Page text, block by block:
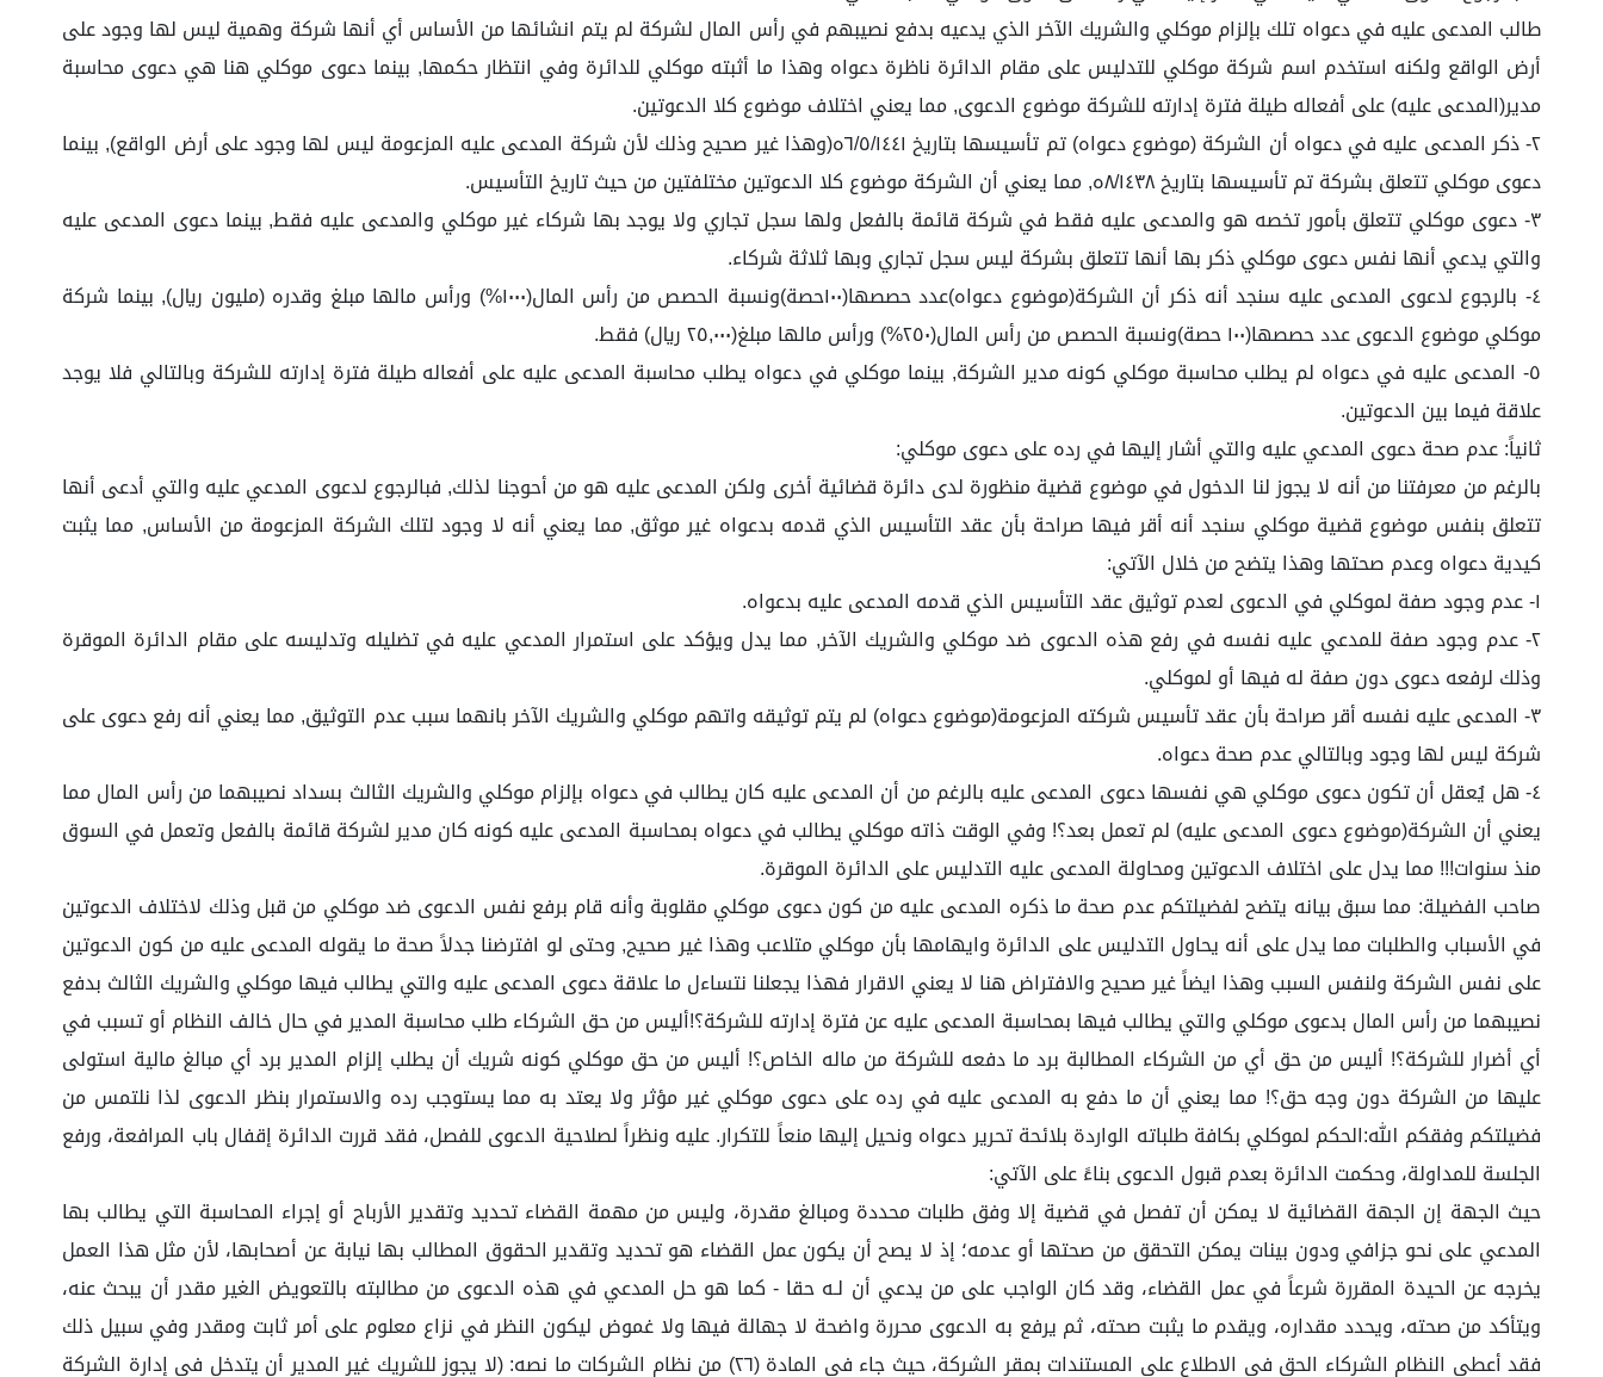
طالب المدعى عليه في دعواه تلك بإلزام موكلي والشريك الآخر الذي يدعيه بدفع نصيبهم في رأس المال لشركة لم يتم انشائها من الأساس أي أنها شركة وهمية ليس لها وجود على
أرض الواقع ولكنه استخدم اسم شركة موكلي للتدليس على مقام الدائرة ناظرة دعواه وهذا ما أثبته موكلي للدائرة وفي انتظار حكمها, بينما دعوى موكلي هنا هي دعوى محاسبة
مدير(المدعى عليه) على أفعاله طيلة فترة إدارته للشركة موضوع الدعوى, مما يعني اختلاف موضوع كلا الدعوتين.
٢- ذكر المدعى عليه في دعواه أن الشركة (موضوع دعواه) تم تأسيسها بتاريخ ٦/٥/١٤٤١ه(وهذا غير صحيح وذلك لأن شركة المدعى عليه المزعومة ليس لها وجود على أرض الواقع), بينما
دعوى موكلي تتعلق بشركة تم تأسيسها بتاريخ ٨/١٤٣٨ه, مما يعني أن الشركة موضوع كلا الدعوتين مختلفتين من حيث تاريخ التأسيس.
٣- دعوى موكلي تتعلق بأمور تخصه هو والمدعى عليه فقط في شركة قائمة بالفعل ولها سجل تجاري ولا يوجد بها شركاء غير موكلي والمدعى عليه فقط, بينما دعوى المدعى عليه
والتي يدعي أنها نفس دعوى موكلي ذكر بها أنها تتعلق بشركة ليس سجل تجاري وبها ثلاثة شركاء.
٤- بالرجوع لدعوى المدعى عليه سنجد أنه ذكر أن الشركة(موضوع دعواه)عدد حصصها(١٠٠حصة)ونسبة الحصص من رأس المال(١٠٠٠%) ورأس مالها مبلغ وقدره (مليون ريال), بينما شركة
موكلي موضوع الدعوى عدد حصصها(١٠٠ حصة)ونسبة الحصص من رأس المال(٢٥٠%) ورأس مالها مبلغ(٢٥,٠٠٠ ريال) فقط.
٥- المدعى عليه في دعواه لم يطلب محاسبة موكلي كونه مدير الشركة, بينما موكلي في دعواه يطلب محاسبة المدعى عليه على أفعاله طيلة فترة إدارته للشركة وبالتالي فلا يوجد
علاقة فيما بين الدعوتين.
ثانياً: عدم صحة دعوى المدعي عليه والتي أشار إليها في رده على دعوى موكلي:
بالرغم من معرفتنا من أنه لا يجوز لنا الدخول في موضوع قضية منظورة لدى دائرة قضائية أخرى ولكن المدعى عليه هو من أحوجنا لذلك, فبالرجوع لدعوى المدعي عليه والتي أدعى أنها
تتعلق بنفس موضوع قضية موكلي سنجد أنه أقر فيها صراحة بأن عقد التأسيس الذي قدمه بدعواه غير موثق, مما يعني أنه لا وجود لتلك الشركة المزعومة من الأساس, مما يثبت
كيدية دعواه وعدم صحتها وهذا يتضح من خلال الآتي:
١- عدم وجود صفة لموكلي في الدعوى لعدم توثيق عقد التأسيس الذي قدمه المدعى عليه بدعواه.
٢- عدم وجود صفة للمدعي عليه نفسه في رفع هذه الدعوى ضد موكلي والشريك الآخر, مما يدل ويؤكد على استمرار المدعي عليه في تضليله وتدليسه على مقام الدائرة الموقرة
وذلك لرفعه دعوى دون صفة له فيها أو لموكلي.
٣- المدعى عليه نفسه أقر صراحة بأن عقد تأسيس شركته المزعومة(موضوع دعواه) لم يتم توثيقه واتهم موكلي والشريك الآخر بانهما سبب عدم التوثيق, مما يعني أنه رفع دعوى على
شركة ليس لها وجود وبالتالي عدم صحة دعواه.
٤- هل يُعقل أن تكون دعوى موكلي هي نفسها دعوى المدعى عليه بالرغم من أن المدعى عليه كان يطالب في دعواه بإلزام موكلي والشريك الثالث بسداد نصيبهما من رأس المال مما
يعني أن الشركة(موضوع دعوى المدعى عليه) لم تعمل بعد؟! وفي الوقت ذاته موكلي يطالب في دعواه بمحاسبة المدعى عليه كونه كان مدير لشركة قائمة بالفعل وتعمل في السوق
منذ سنوات!!! مما يدل على اختلاف الدعوتين ومحاولة المدعى عليه التدليس على الدائرة الموقرة.
صاحب الفضيلة: مما سبق بيانه يتضح لفضيلتكم عدم صحة ما ذكره المدعى عليه من كون دعوى موكلي مقلوبة وأنه قام برفع نفس الدعوى ضد موكلي من قبل وذلك لاختلاف الدعوتين
في الأسباب والطلبات مما يدل على أنه يحاول التدليس على الدائرة وايهامها بأن موكلي متلاعب وهذا غير صحيح, وحتى لو افترضنا جدلاً صحة ما يقوله المدعى عليه من كون الدعوتين
على نفس الشركة ولنفس السبب وهذا ايضاً غير صحيح والافتراض هنا لا يعني الاقرار فهذا يجعلنا نتساءل ما علاقة دعوى المدعى عليه والتي يطالب فيها موكلي والشريك الثالث بدفع
نصيبهما من رأس المال بدعوى موكلي والتي يطالب فيها بمحاسبة المدعى عليه عن فترة إدارته للشركة؟!أليس من حق الشركاء طلب محاسبة المدير في حال خالف النظام أو تسبب في
أي أضرار للشركة؟! أليس من حق أي من الشركاء المطالبة برد ما دفعه للشركة من ماله الخاص؟! أليس من حق موكلي كونه شريك أن يطلب إلزام المدير برد أي مبالغ مالية استولى
عليها من الشركة دون وجه حق؟! مما يعني أن ما دفع به المدعى عليه في رده على دعوى موكلي غير مؤثر ولا يعتد به مما يستوجب رده والاستمرار بنظر الدعوى لذا نلتمس من
فضيلتكم وفقكم الله:الحكم لموكلي بكافة طلباته الواردة بلائحة تحرير دعواه ونحيل إليها منعاً للتكرار. عليه ونظراً لصلاحية الدعوى للفصل، فقد قررت الدائرة إقفال باب المرافعة، ورفع
الجلسة للمداولة، وحكمت الدائرة بعدم قبول الدعوى بناءً على الآتي:
حيث الجهة إن الجهة القضائية لا يمكن أن تفصل في قضية إلا وفق طلبات محددة ومبالغ مقدرة، وليس من مهمة القضاء تحديد وتقدير الأرباح أو إجراء المحاسبة التي يطالب بها
المدعي على نحو جزافي ودون بينات يمكن التحقق من صحتها أو عدمه؛ إذ لا يصح أن يكون عمل القضاء هو تحديد وتقدير الحقوق المطالب بها نيابة عن أصحابها، لأن مثل هذا العمل
يخرجه عن الحيدة المقررة شرعاً في عمل القضاء، وقد كان الواجب على من يدعي أن لـه حقا - كما هو حل المدعي في هذه الدعوى من مطالبته بالتعويض الغير مقدر أن يبحث عنه،
ويتأكد من صحته، ويحدد مقداره، ويقدم ما يثبت صحته، ثم يرفع به الدعوى محررة واضحة لا جهالة فيها ولا غموض ليكون النظر في نزاع معلوم على أمر ثابت ومقدر وفي سبيل ذلك
فقد أعطى النظام الشركاء الحق في الاطلاع على المستندات بمقر الشركة، ‎حيث جاء في المادة (٢٦) من نظام الشركات ما نصه: (لا يجوز للشريك غير المدير أن يتدخل في إدارة الشركة